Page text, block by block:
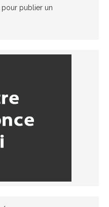
pour publier un